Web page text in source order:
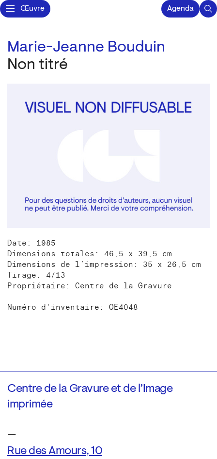
Œuvre Agenda
Marie-Jeanne Bouduin
Non titré
Date: 1985
Dimensions totales: 46,5 x 39,5 cm
Dimensions de l’impression: 35 x 26,5 cm
Tirage: 4/13
Propriétaire: Centre de la Gravure
Numéro d'inventaire: OE4048
Centre de la Gravure et de l’Image
imprimée
—
Rue des Amours, 10